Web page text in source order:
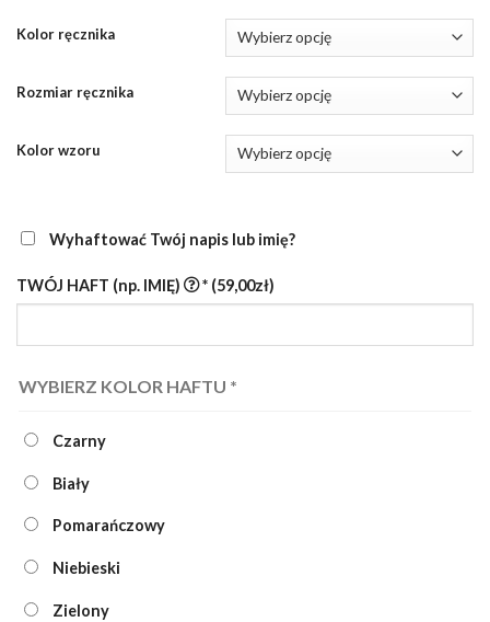
do
169,00zł
Kolor ręcznika
Rozmiar ręcznika
Kolor wzoru
Wyhaftować Twój napis lub imię?
TWÓJ HAFT (np. IMIĘ) * (59,00zł)
WYBIERZ KOLOR HAFTU *
Czarny
Biały
Pomarańczowy
Niebieski
Zielony